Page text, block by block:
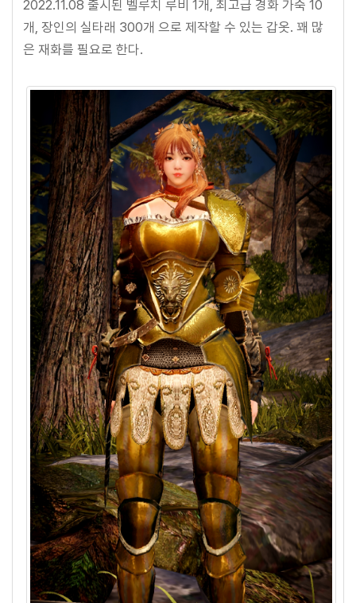
2022.11.08 출시된 벨루치 루비 1개, 최고급 경화 가죽 10
개, 장인의 실타래 300개 으로 제작할 수 있는 갑옷. 꽤 많
은 재화를 필요로 한다.